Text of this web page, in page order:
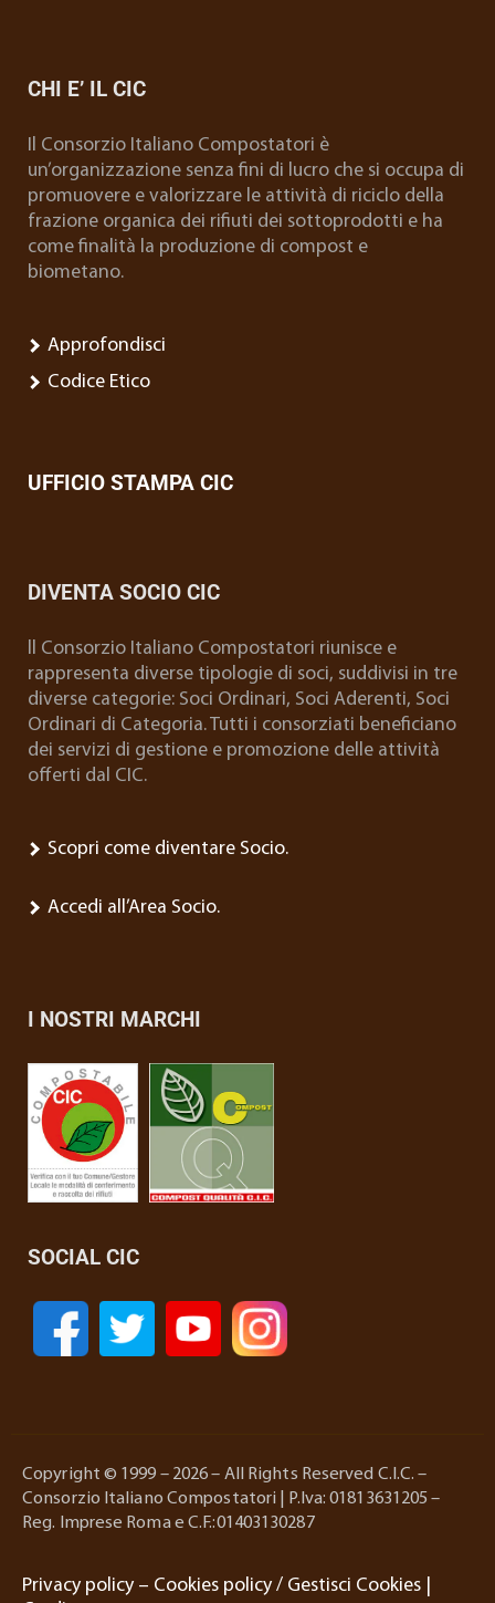
CHI E’ IL CIC
Il Consorzio Italiano Compostatori è
un’organizzazione senza fini di lucro che si occupa di
promuovere e valorizzare le attività di riciclo della
frazione organica dei rifiuti dei sottoprodotti e ha
come finalità la produzione di compost e
biometano.
Approfondisci
Codice Etico
UFFICIO STAMPA CIC
DIVENTA SOCIO CIC
ll Consorzio Italiano Compostatori riunisce e
rappresenta diverse tipologie di soci, suddivisi in tre
diverse categorie: Soci Ordinari, Soci Aderenti, Soci
Ordinari di Categoria. Tutti i consorziati beneficiano
dei servizi di gestione e promozione delle attività
offerti dal CIC.
Scopri come diventare Socio.
Accedi all’Area Socio.
I NOSTRI MARCHI
SOCIAL CIC
Copyright © 1999 – 2026 – All Rights Reserved C.I.C. –
Consorzio Italiano Compostatori | P.Iva: 01813631205 –
Reg. Imprese Roma e C.F.:01403130287
Privacy policy – Cookies policy / Gestisci Cookies